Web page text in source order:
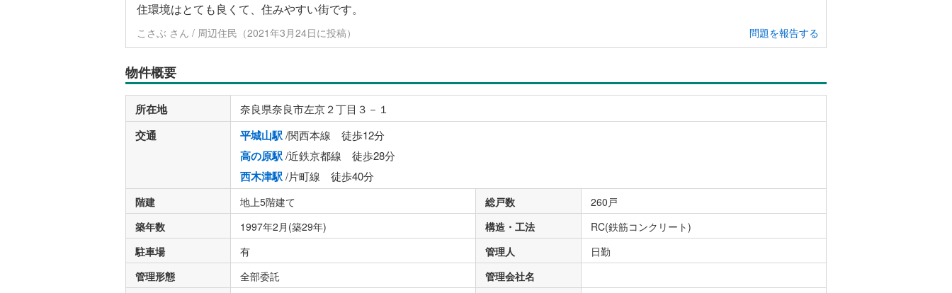
住環境はとても良くて、住みやすい街です。
こさぶ さん / 周辺住民（2021年3月24日に投稿） 問題を報告する
物件概要
所在地 奈良県奈良市左京２丁目３－１
交通 平城山駅/関西本線 徒歩12分
高の原駅/近鉄京都線 徒歩28分
西木津駅/片町線 徒歩40分
階建 地上5階建て 総戸数
260戸
築年数
1997年2月(築29年) 構造・工法
RC(鉄筋コンクリート)
駐車場
有 管理人
日勤
管理形態
全部委託
管理会社名